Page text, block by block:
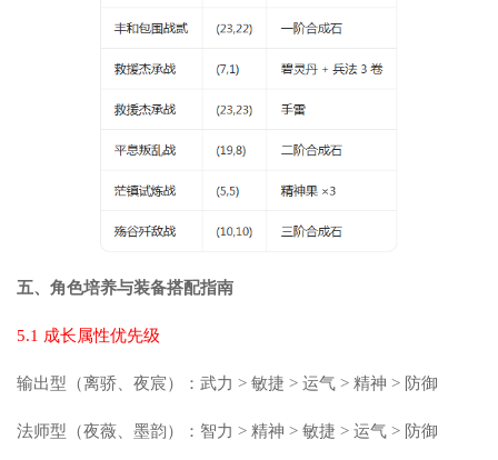
五、角色培养与装备搭配指南
5.1 成长属性优先级
输出型（离骄、夜宸）：武力 > 敏捷 > 运气 > 精神 > 防御
法师型（夜薇、墨韵）：智力 > 精神 > 敏捷 > 运气 > 防御